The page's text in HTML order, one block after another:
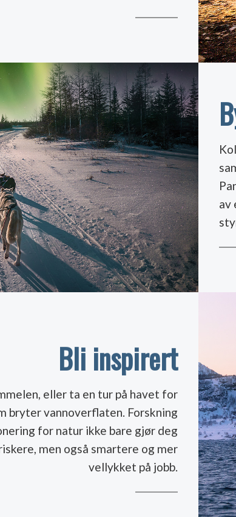
av
Bli inspirert
eller ta en tur på havet for
bryter vannoverflaten. Forskning
for natur ikke bare gjør deg
men også smartere og mer
vellykket på jobb.